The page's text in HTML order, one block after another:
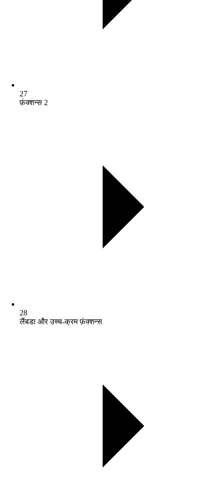
27
फ़ंक्शन्स 2
28
लैंबडा और उच्च-क्रम फ़ंक्शन्स